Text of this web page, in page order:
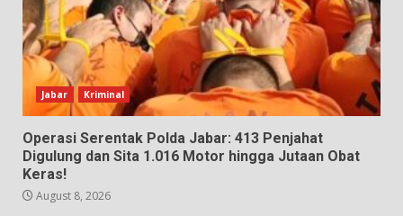
Jabar Kriminal
Operasi Serentak Polda Jabar: 413 Penjahat
Digulung dan Sita 1.016 Motor hingga Jutaan Obat
Keras!
August 8, 2026